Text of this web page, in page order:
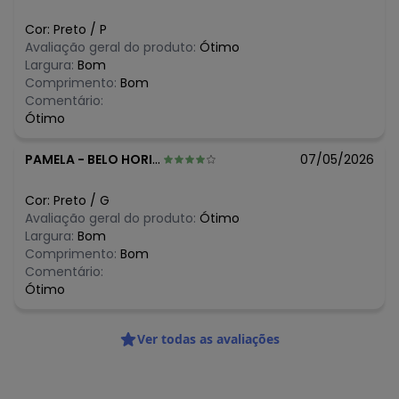
maio/2026
abril/2026
março/2026
fevereiro/2026
Cor: Preto / P
Avaliação geral do produto: Ótimo
Largura: Bom
Comprimento: Bom
Comentário:
Ótimo
PAMELA - BELO HORIZONTE - MG 07/05/2026
Cor: Preto / G
Avaliação geral do produto: Ótimo
Largura: Bom
Comprimento: Bom
Comentário:
Ótimo
Ver todas as avaliações